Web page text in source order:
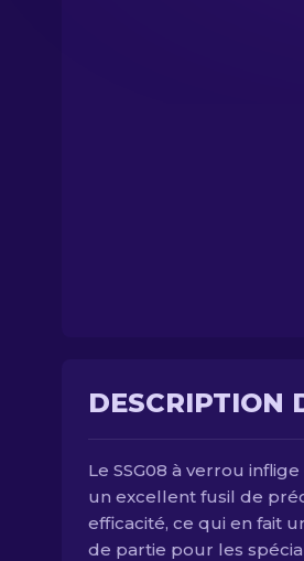
DESCRIPTION
Le SSG08 à verrou
un excellent fusil de
efficacité, ce qui en fait
de partie pour les